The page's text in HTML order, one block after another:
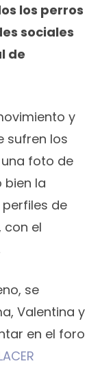
los perros
sociales
de
y
sufren los
foto de
bien la
de
con el
se
Valentina y
en el foro